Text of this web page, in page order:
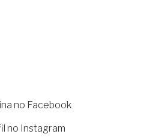
GRATUIDADE?
no Facebook
no Instagram